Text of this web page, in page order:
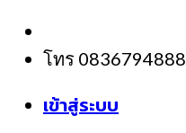
Skip
content
โทร 0836794888
เข้าสู่ระบบ